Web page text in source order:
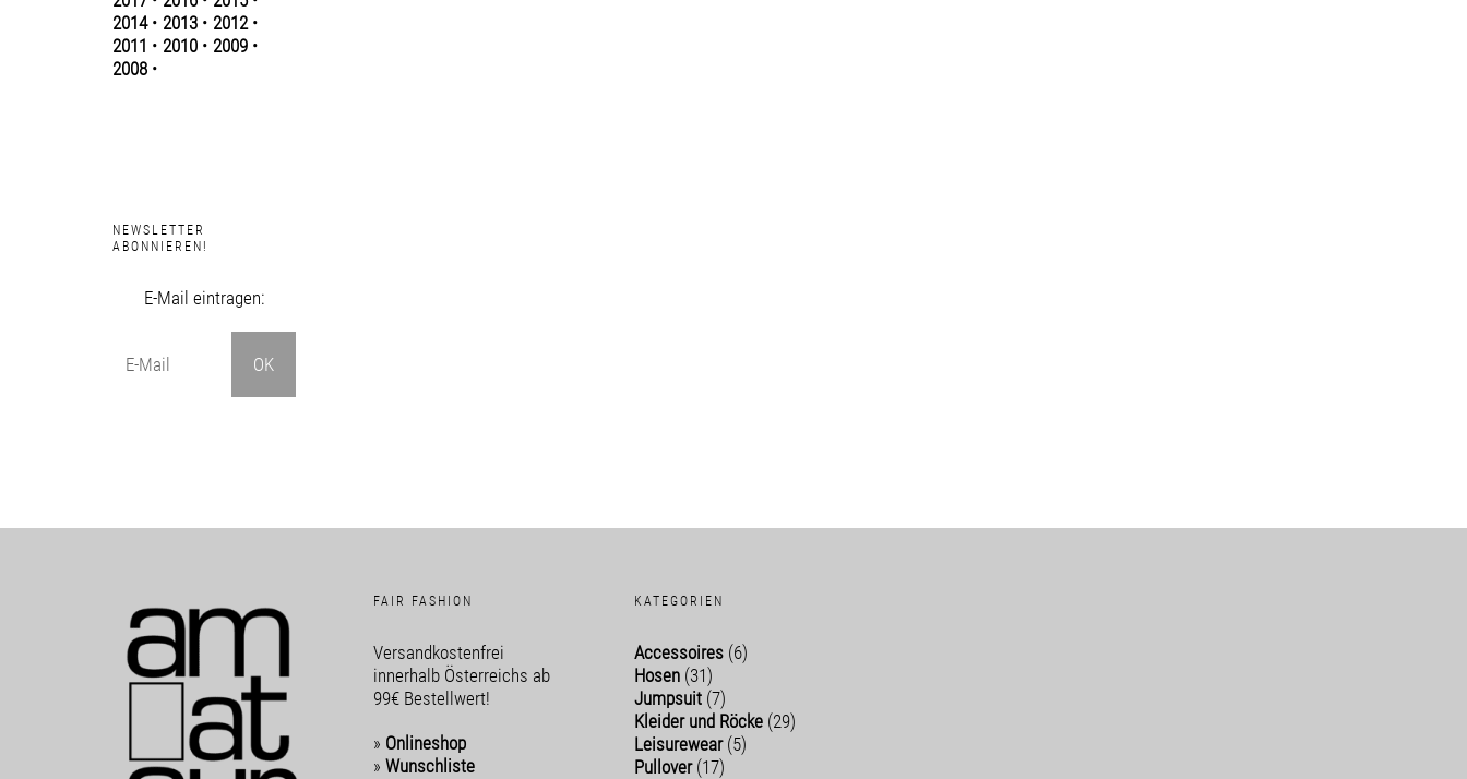
2014• 2013• 2012•
2011 • 2010• 2009•
2008•
NEWSLETTER
ABONNIEREN!
E-Mail eintragen:
FAIR FASHION
Versandkostenfrei
innerhalb Österreichs ab
99€ Bestellwert!
» Onlineshop
» Wunschliste
KATEGORIEN
Accessoires (6)
Hosen (31)
Jumpsuit (7)
Kleider und Röcke (29)
Leisurewear (5)
Pullover (17)